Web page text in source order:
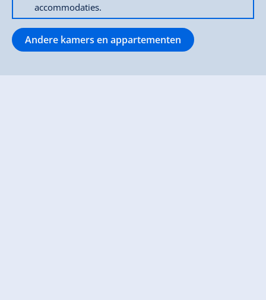
accommodaties.
Andere kamers en appartementen